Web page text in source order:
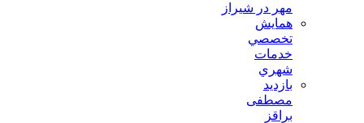
مهر در شیراز
همايش
تخصصي
خدمات
شهري
بازدید
مصطفی
براقز